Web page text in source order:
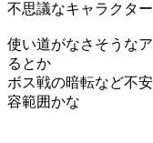
不思議なキャラクタ
使い道がなさそうな
るとか
ボス戦の暗転など不
容範囲かな